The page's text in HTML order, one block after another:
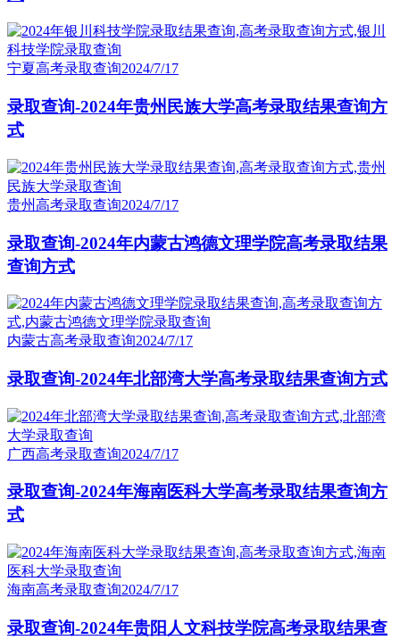
宁夏高考录取查询2024/7/17
录取查询-2024年贵州民族大学高考录取结果查询方
式
贵州高考录取查询2024/7/17
录取查询-2024年内蒙古鸿德文理学院高考录取结果
查询方式
内蒙古高考录取查询2024/7/17
录取查询-2024年北部湾大学高考录取结果查询方式
广西高考录取查询2024/7/17
录取查询-2024年海南医科大学高考录取结果查询方
式
海南高考录取查询2024/7/17
录取查询-2024年贵阳人文科技学院高考录取结果查